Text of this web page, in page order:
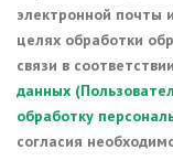
электронной почты
целях обработки
связи в
данных
обработку
согласия